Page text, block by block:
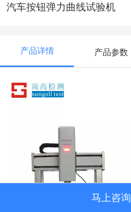
汽车按钮弹力曲线试验机
产品详情 产品参数
马上咨询